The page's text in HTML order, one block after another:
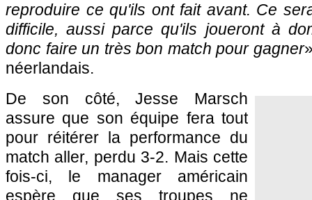
reproduire ce qu'ils ont fait avant. Ce
difficile, aussi parce qu'ils joueront à
donc faire un très bon match pour gagner
néerlandais.
De son côté, Jesse Marsch
assure que son équipe fera tout
pour réitérer la performance du
match aller, perdu 3-2. Mais cette
fois-ci, le manager américain
espère que ses troupes ne